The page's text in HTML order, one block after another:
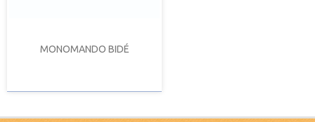
MONOMANDO BIDÉ